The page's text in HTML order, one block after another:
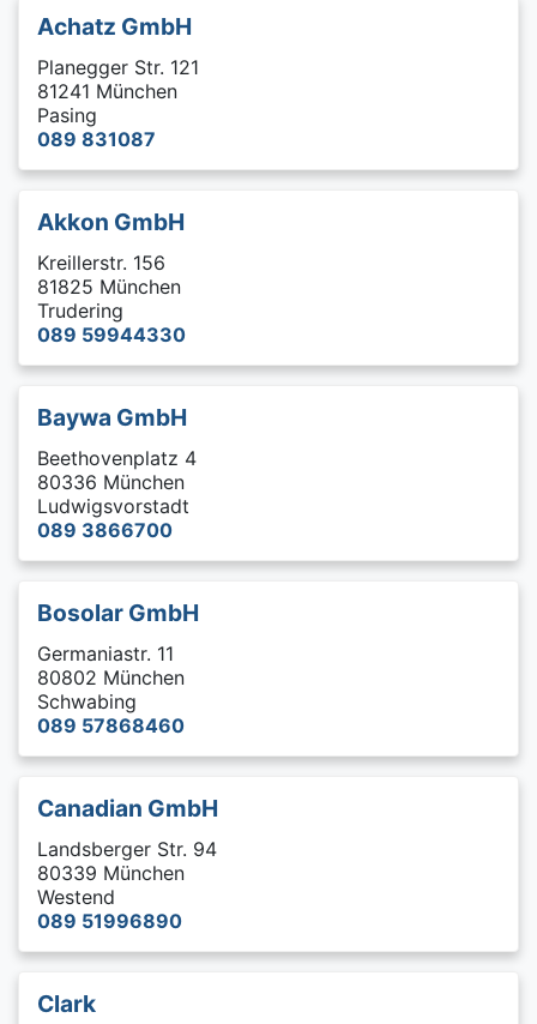
Achatz GmbH
Planegger Str. 121
81241 München
Pasing
089 831087
Akkon GmbH
Kreillerstr. 156
81825 München
Trudering
089 59944330
Baywa GmbH
Beethovenplatz 4
80336 München
Ludwigsvorstadt
089 3866700
Bosolar GmbH
Germaniastr. 11
80802 München
Schwabing
089 57868460
Canadian GmbH
Landsberger Str. 94
80339 München
Westend
089 51996890
Clark